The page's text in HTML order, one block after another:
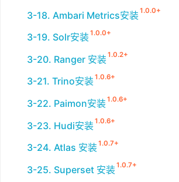
3-18. Ambari Metrics安装 1.0.0+
3-19. Solr安装 1.0.0+
3-20. Ranger 安装 1.0.2+
3-21. Trino安装 1.0.6+
3-22. Paimon安装 1.0.6+
3-23. Hudi安装 1.0.6+
3-24. Atlas 安装 1.0.7+
3-25. Superset 安装 1.0.7+